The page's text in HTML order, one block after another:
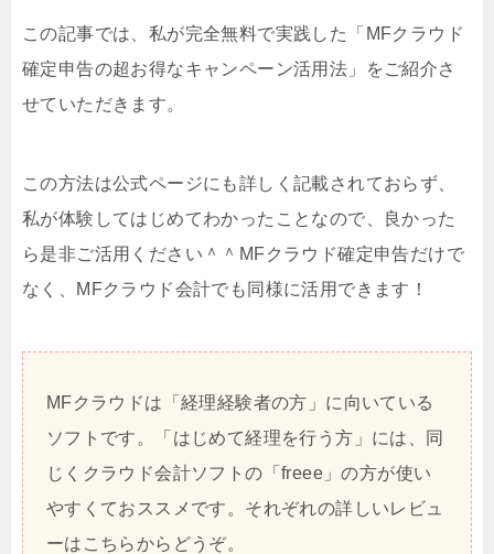
この記事では、私が完全無料で実践した「MFクラウド
確定申告の超お得なキャンペーン活用法」をご紹介さ
せていただきます。
この方法は公式ページにも詳しく記載されておらず、
私が体験してはじめてわかったことなので、良かった
ら是非ご活用ください＾＾MFクラウド確定申告だけで
なく、MFクラウド会計でも同様に活用できます！
MFクラウドは「経理経験者の方」に向いている
ソフトです。「はじめて経理を行う方」には、同
じくクラウド会計ソフトの「freee」の方が使い
やすくておススメです。それぞれの詳しいレビュ
ーはこちらからどうぞ。